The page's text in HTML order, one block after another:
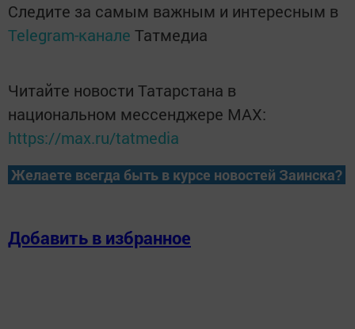
Следите за самым важным и интересным в
Telegram-канале Татмедиа
Читайте новости Татарстана в
национальном мессенджере MАХ:
https://max.ru/tatmedia
Желаете всегда быть в курсе новостей Заинска?
Добавить в избранное